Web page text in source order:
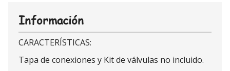
Información
CARACTERÍSTICAS:
Tapa de conexiones y Kit de válvulas no incluido.